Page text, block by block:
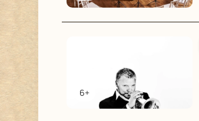
6+